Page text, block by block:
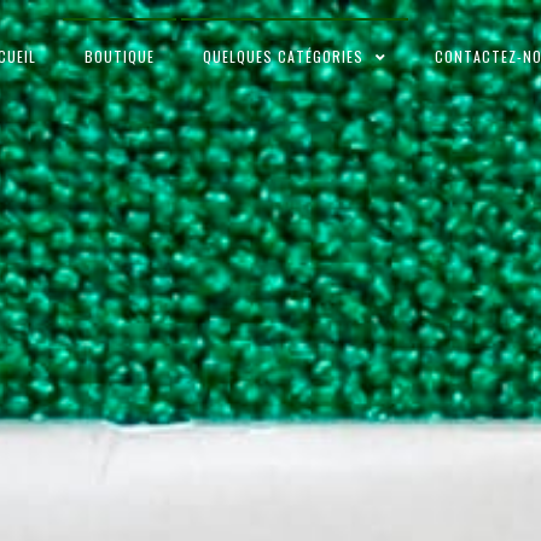
BOUTIQUE QUELQUES CATÉGORIES CONTACTEZ-